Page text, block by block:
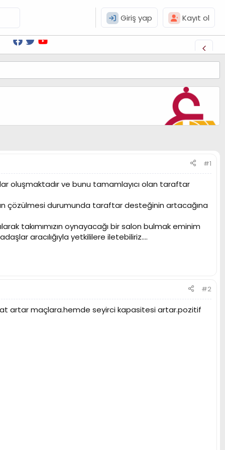
Giriş yap Kayıt ol
#1
oluşmaktadır ve bunu tamamlayıcı olan taraftar
çözülmesi durumunda taraftar desteğinin artacağına
takımımızın oynayacağı bir salon bulmak eminim
aracılığıyla yetkililere iletebiliriz....
#2
artar maçlara.hemde seyirci kapasitesi artar.pozitif